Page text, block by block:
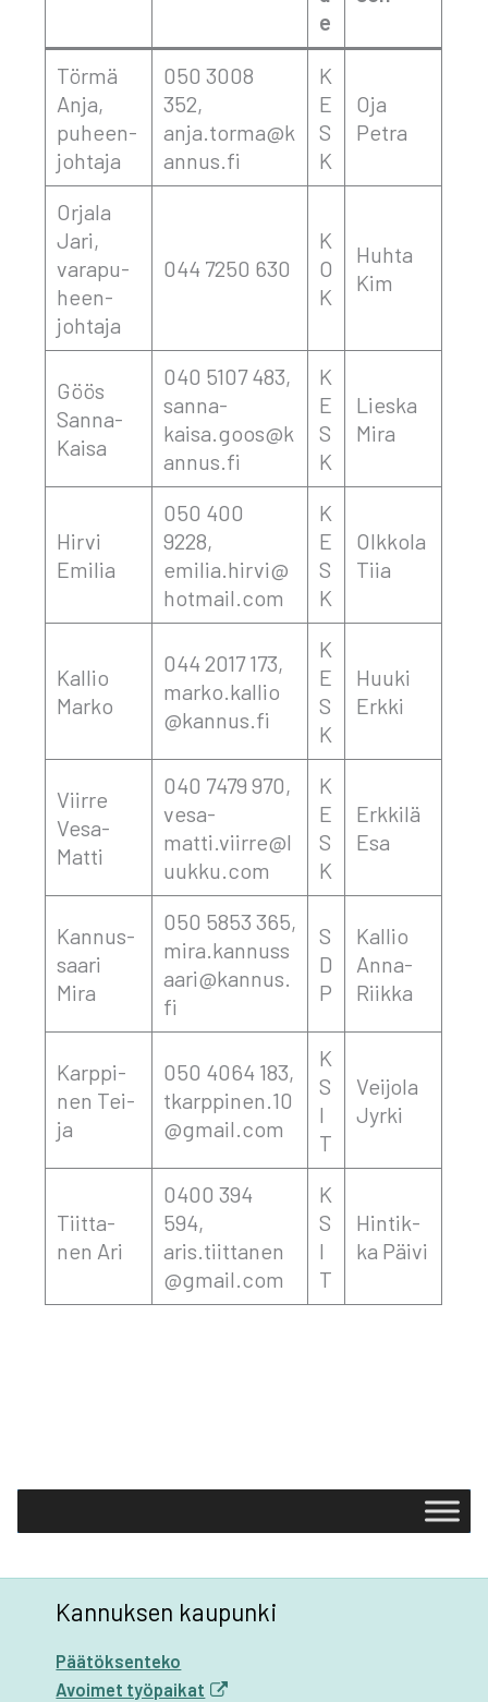
e
Tör­mä
Anja,
puheen­
joh­ta­ja
050 3008
352,
anja.torma@k
annus.fi
K
E
S
K
Oja
Pet­ra
Orja­la
Jari,
vara­pu­
heen­
joh­ta­ja
044 7250 630
K
O
K
Huh­ta
Kim
Göös
San­na-
Kai­sa
040 5107 483,
sanna-
kaisa.goos@k
annus.fi
K
E
S
K
Lies­ka
Mira
Hir­vi
Emi­lia
050 400
9228,
emilia.hirvi@
hotmail.com
K
E
S
K
Olk­ko­la
Tiia
Kal­lio
Mar­ko
044 2017 173,
marko.kallio
@kannus.fi
K
E
S
K
Huu­ki
Erk­ki
Viir­re
Vesa-
Mat­ti
040 7479 970,
vesa-
matti.viirre@l
uukku.com
K
E
S
K
Erk­ki­lä
Esa
Kan­nus­
saa­ri
Mira
050 5853 365,
mira.kannuss
aari@kannus.
fi
S
D
P
Kal­lio
Anna-
Riik­ka
Karp­pi­
nen Tei­
ja
050 4064 183,
tkarppinen.10
@gmail.com
K
S
I
T
Vei­jo­la
Jyr­ki
Tiit­ta­
nen Ari
0400 394
594,
aris.tiittanen
@gmail.com
K
S
I
T
Hin­tik­
ka Päi­vi
Kannuksen kaupunki
Päätöksenteko
Avoimet työpaikat